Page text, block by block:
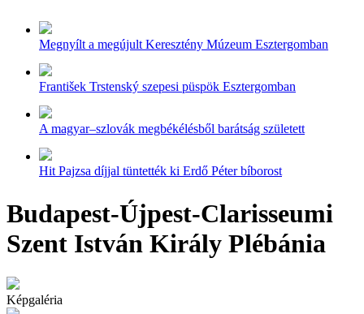
Megnyílt a megújult Keresztény Múzeum Esztergomban
František Trstenský szepesi püspök Esztergomban
A magyar–szlovák megbékélésből barátság született
Hit Pajzsa díjjal tüntették ki Erdő Péter bíborost
Budapest-Újpest-Clarisseumi
Szent István Király Plébánia
Képgaléria